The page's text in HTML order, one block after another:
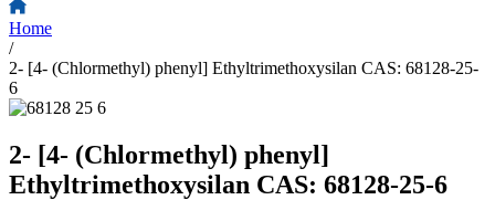
Home
/
2- [4- (Chlormethyl) phenyl] Ethyltrimethoxysilan CAS: 68128-25-
6
2- [4- (Chlormethyl) phenyl]
Ethyltrimethoxysilan CAS: 68128-25-6